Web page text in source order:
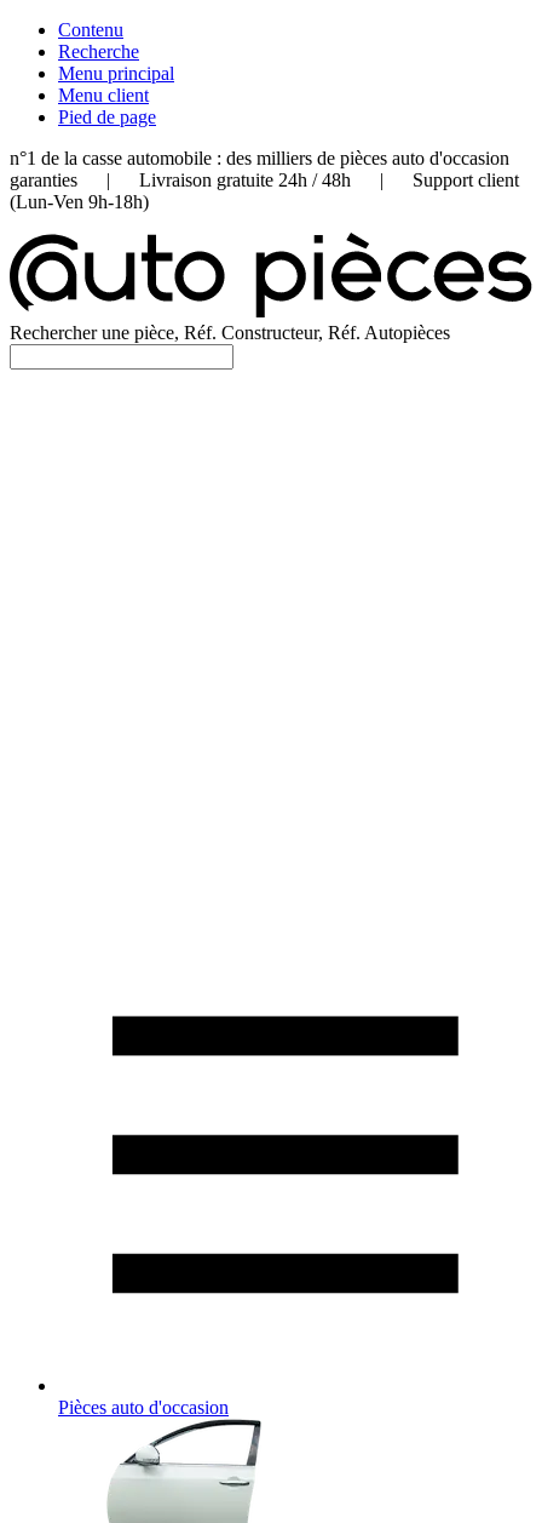
Contenu
Recherche
Menu principal
Menu client
Pied de page
n°1 de la casse automobile : des milliers de pièces auto d'occasion
garanties | Livraison gratuite 24h / 48h | Support client
(Lun-Ven 9h-18h)
Rechercher une pièce, Réf. Constructeur, Réf. Autopièces
Pièces auto d'occasion